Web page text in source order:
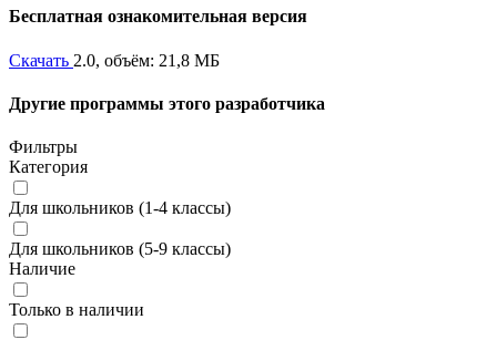
Бесплатная ознакомительная версия
Скачать 2.0, объём: 21,8 МБ
Другие программы этого разработчика
Фильтры
Категория
Для школьников (1-4 классы)
Для школьников (5-9 классы)
Наличие
Только в наличии